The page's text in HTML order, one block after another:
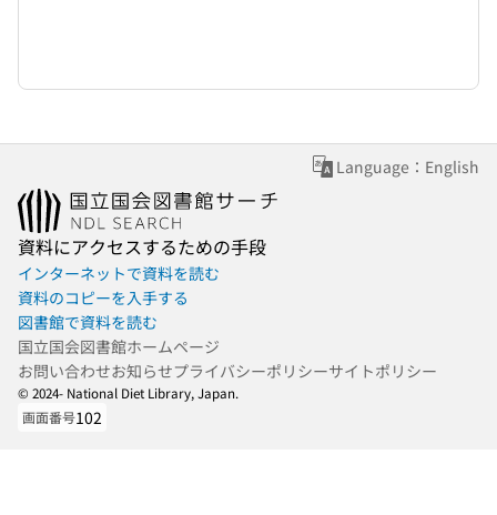
Language：English
資料にアクセスするための手段
インターネットで資料を読む
資料のコピーを入手する
図書館で資料を読む
国立国会図書館ホームページ
お問い合わせお知らせプライバシーポリシーサイトポリシー
© 2024- National Diet Library, Japan.
画面番号102